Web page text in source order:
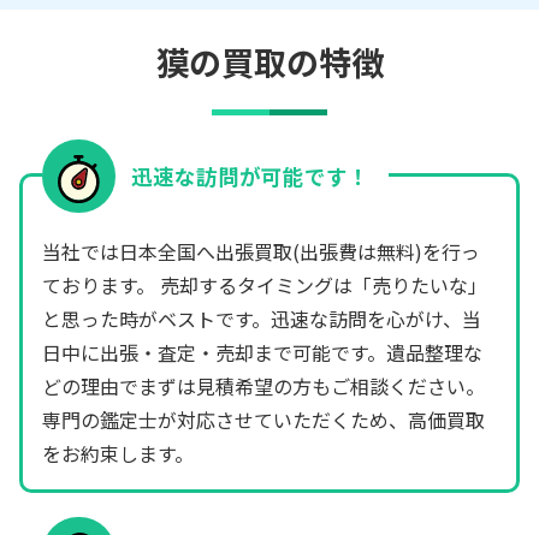
獏の買取の特徴
迅速な訪問が可能です！
当社では日本全国へ出張買取(出張費は無料)を行っ
ております。 売却するタイミングは「売りたいな」
と思った時がベストです。迅速な訪問を心がけ、当
日中に出張・査定・売却まで可能です。遺品整理な
どの理由でまずは見積希望の方もご相談ください。
専門の鑑定士が対応させていただくため、高価買取
をお約束します。